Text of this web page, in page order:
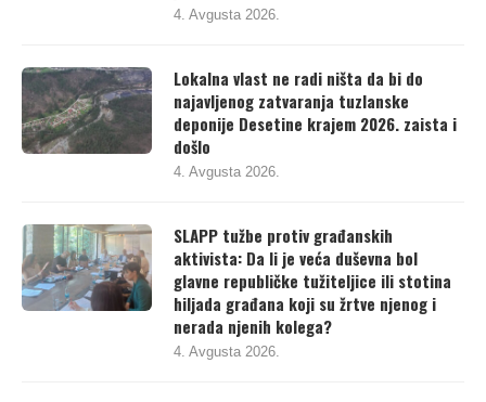
4. Avgusta 2026.
Lokalna vlast ne radi ništa da bi do
najavljenog zatvaranja tuzlanske
deponije Desetine krajem 2026. zaista i
došlo
4. Avgusta 2026.
SLAPP tužbe protiv građanskih
aktivista: Da li je veća duševna bol
glavne republičke tužiteljice ili stotina
hiljada građana koji su žrtve njenog i
nerada njenih kolega?
4. Avgusta 2026.